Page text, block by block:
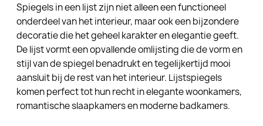
Spiegels in een lijst zijn niet alleen een functioneel
onderdeel van het interieur, maar ook een bijzondere
decoratie die het geheel karakter en elegantie geeft.
De lijst vormt een opvallende omlijsting die de vorm en
stijl van de spiegel benadrukt en tegelijkertijd mooi
aansluit bij de rest van het interieur. Lijstspiegels
komen perfect tot hun recht in elegante woonkamers,
romantische slaapkamers en moderne badkamers.